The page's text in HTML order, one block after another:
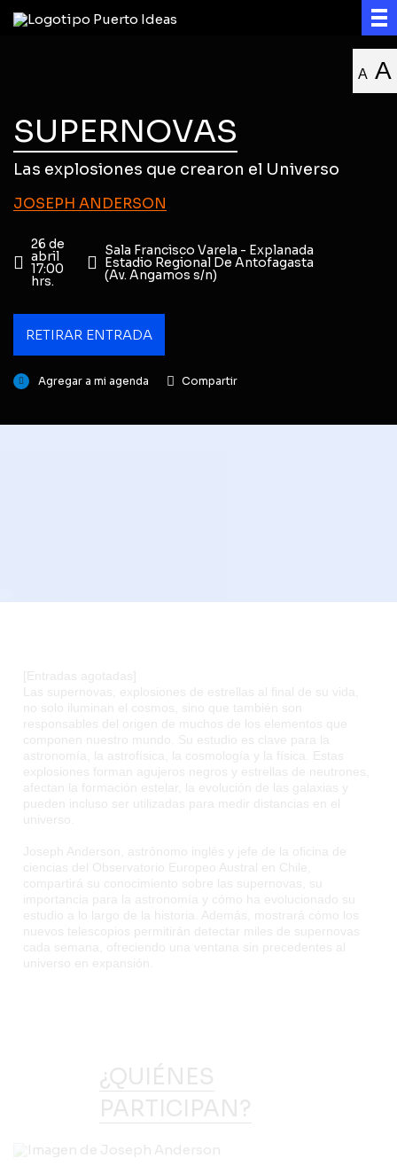
A A
SUPERNOVAS
Las explosiones que crearon el Universo
JOSEPH ANDERSON
26 de
abril
17:00
hrs.
Sala Francisco Varela - Explanada
Estadio Regional De Antofagasta
(Av. Angamos s/n)
RETIRAR ENTRADA
Agregar a mi agenda Compartir
[Entradas agotadas]
Las supernovas, explosiones de estrellas al final de su vida,
no solo iluminan el cosmos, sino que también son
responsables del origen de muchos de los elementos que
componen nuestro mundo. Su estudio es clave para la
astronomía, la astrofísica, la cosmología y la física. Estas
explosiones forman agujeros negros y estrellas de neutrones,
afectan la formación estelar, la evolución de las galaxias y
pueden incluso ser utilizadas para medir distancias en el
universo.
Joseph Anderson, astrónomo inglés y jefe de la oficina de
ciencias del Observatorio Europeo Austral en Chile,
compartirá su conocimiento sobre las supernovas, su
importancia para la astronomía y cómo ha evolucionado su
estudio a lo largo de la historia. Además, mostrará cómo los
nuevos telescopios permitirán detectar miles de supernovas
cada semana, ofreciendo una ventana sin precedentes al
universo en expansión.
¿QUIÉNES
PARTICIPAN?